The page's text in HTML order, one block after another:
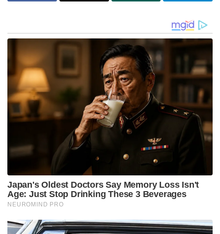
എന്നാൽ, ഗുപ്ത കേസിൽ ശിക്ഷിക്കപ്പെട്ടതിന്
ശേഷമുല്ല കാലത്ത് ,2017-ൽ തയ്യാറാക്കപ്പെട്ടതാണ്
സർട്ടിഫിക്കറ്റുകൾ എന്ന് ബെഞ്ച് ചൂണ്ടിക്കാട്ടി.
ഇതേത്തുടർന്നാണ് കോടതി ഹർജി തള്ളിയത്.
Tags: